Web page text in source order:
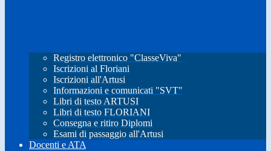
Registro elettronico "ClasseViva"
Iscrizioni al Floriani
Iscrizioni all'Artusi
Informazioni e comunicati "SVT"
Libri di testo ARTUSI
Libri di testo FLORIANI
Consegna e ritiro Diplomi
Esami di passaggio all'Artusi
Docenti e ATA